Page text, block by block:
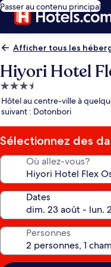
Passer au contenu principal
Afficher tous les
Hiyori Hotel
Hébergement
3.5 étoiles
Hôtel au centre-ville à
suivant : Dotonbori
Sélectionnez des
Où allez-vous?
Dates
Personnes